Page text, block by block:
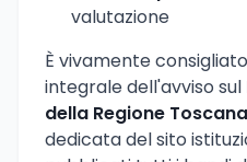
valutazione
È vivamente
integrale dell'avviso sul
della Regione
dedicata del sito